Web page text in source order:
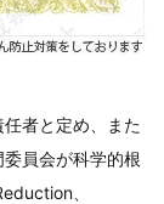
者と定め、また
員会が科学的根
、